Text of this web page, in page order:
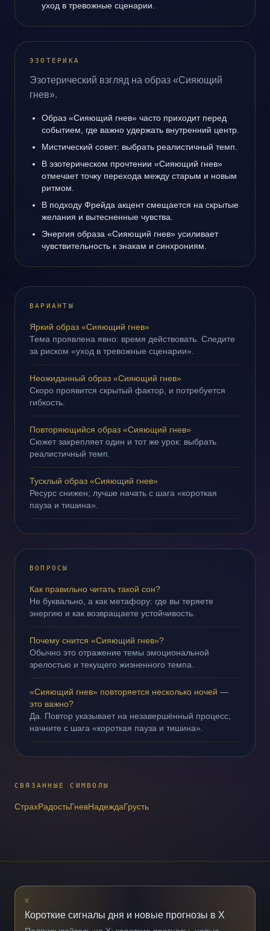
уход в тревожные сценарии.
ЭЗОТЕРИКА
Эзотерический взгляд на образ «Сияющий
гнев».
Образ «Сияющий гнев» часто приходит перед
событием, где важно удержать внутренний центр.
Мистический совет: выбрать реалистичный темп.
В эзотерическом прочтении «Сияющий гнев»
отмечает точку перехода между старым и новым
ритмом.
В подходу Фрейда акцент смещается на скрытые
желания и вытесненные чувства.
Энергия образа «Сияющий гнев» усиливает
чувствительность к знакам и синхрониям.
ВАРИАНТЫ
Яркий образ «Сияющий гнев»
Тема проявлена явно: время действовать. Следите
за риском «уход в тревожные сценарии».
Неожиданный образ «Сияющий гнев»
Скоро проявится скрытый фактор, и потребуется
гибкость.
Повторяющийся образ «Сияющий гнев»
Сюжет закрепляет один и тот же урок: выбрать
реалистичный темп.
Тусклый образ «Сияющий гнев»
Ресурс снижен; лучше начать с шага «короткая
пауза и тишина».
ВОПРОСЫ
Как правильно читать такой сон?
Не буквально, а как метафору: где вы теряете
энергию и как возвращаете устойчивость.
Почему снится «Сияющий гнев»?
Обычно это отражение темы эмоциональной
зрелостью и текущего жизненного темпа.
«Сияющий гнев» повторяется несколько ночей —
это важно?
Да. Повтор указывает на незавершённый процесс;
начните с шага «короткая пауза и тишина».
СВЯЗАННЫЕ СИМВОЛЫ
СтрахРадостьГневНадеждаГрусть
X
Короткие сигналы дня и новые прогнозы в X